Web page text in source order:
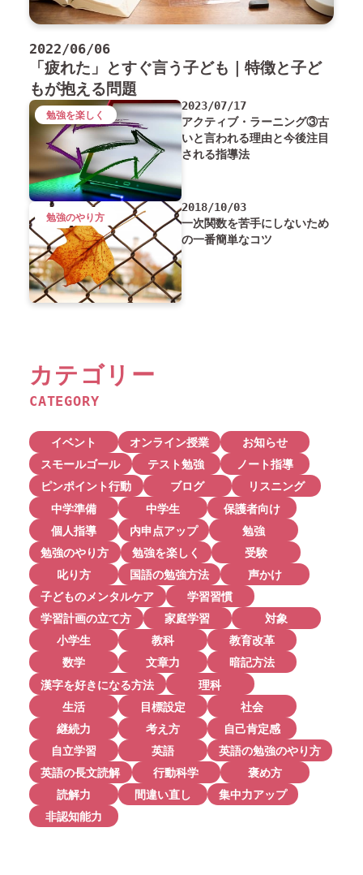
2022/06/06
「疲れた」とすぐ言う子ども｜特徴と子ど
もが抱える問題
2023/07/17
アクティブ・ラーニング③古
いと言われる理由と今後注目
される指導法
勉強を楽しく
2018/10/03
一次関数を苦手にしないため
の一番簡単なコツ
勉強のやり方
カテゴリー
CATEGORY
イベント オンライン授業
お知らせ
スモールゴール
テスト勉強
ノート指導
ピンポイント行動
ブログ
リスニング
中学準備
中学生
保護者向け
個人指導
内申点アップ
勉強
勉強のやり方
勉強を楽しく
受験
叱り方
国語の勉強方法
声かけ
子どものメンタルケア
学習習慣
学習計画の立て方
家庭学習
対象
小学生
教科
教育改革
数学
文章力
暗記方法
漢字を好きになる方法
理科
生活
目標設定
社会
継続力
考え方
自己肯定感
自立学習
英語
英語の勉強のやり方
英語の長文読解
行動科学
褒め方
読解力
間違い直し
集中力アップ
非認知能力